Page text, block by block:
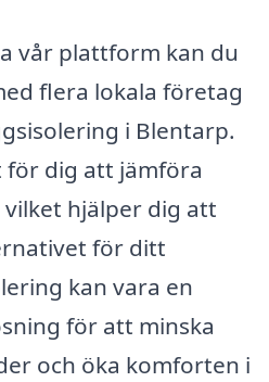
vår plattform kan du
flera lokala företag
i Blentarp.
dig att jämföra
hjälper dig att
för ditt
kan vara en
för att minska
och öka komforten i